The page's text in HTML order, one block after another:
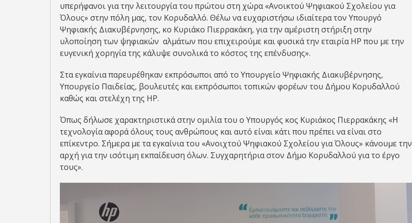
υπερήφανοι για την λειτουργία του πρώτου στη χώρα «Ανοικτού Ψηφιακού Σχολείου για
Όλους» στην πόλη μας, τον Κορυδαλλό. Θέλω να ευχαριστήσω ιδιαίτερα τον Υπουργό
Ψηφιακής Διακυβέρνησης, κο Κυριάκο Πιερρακάκη, για την αμέριστη στήριξη στην
υλοποίηση των ψηφιακών αλμάτων που επιχειρούμε και φυσικά την εταιρία HP που με την
ευγενική χορηγία της κάλυψε συνολικά το κόστος της επένδυσης».
Στα εγκαίνια παρευρέθηκαν εκπρόσωποι από το Υπουργείο Ψηφιακής Διακυβέρνησης,
Υπουργείο Παιδείας, βουλευτές και εκπρόσωποι τοπικών φορέων του Δήμου Κορυδαλλού
καθώς και στελέχη της HP.
Όπως δήλωσε χαρακτηριστικά στην ομιλία του ο Υπουργός κος Κυριάκος Πιερρακάκης «Η
τεχνολογία αφορά όλους τους ανθρώπους και αυτό είναι κάτι που πρέπει να είναι στο
επίκεντρο. Σήμερα με τα εγκαίνια του «Ανοιχτού Ψηφιακού Σχολείου για Όλους» κάνουμε την
αρχή για την ισότιμη εκπαίδευση όλων. Συγχαρητήρια στον Δήμο Κορυδαλλού για το έργο
τους».